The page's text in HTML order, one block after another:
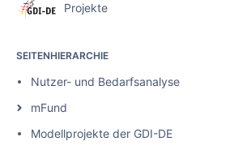
Projekte
SEITENHIERARCHIE
Nutzer- und Bedarfsanalyse
mFund
Modellprojekte der GDI-DE